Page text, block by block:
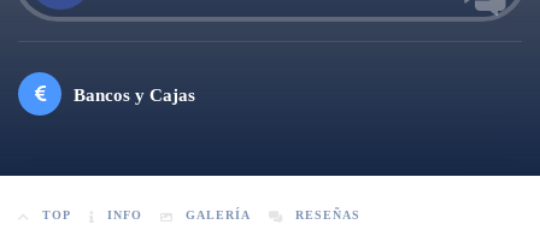
Bancos y Cajas
TOP INFO GALERÍA RESEÑAS